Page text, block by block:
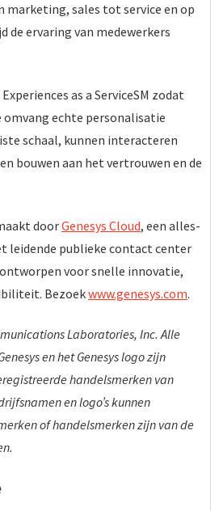
marketing, sales tot service en op
de ervaring van medewerkers
as a ServiceSM zodat
omvang echte personalisatie
schaal, kunnen interacteren
bouwen aan het vertrouwen en de
doorGenesys Cloud, een alles-
leidende publieke contact center
voor snelle innovatie,
Bezoekwww.genesys.com.
Laboratories, Inc. Alle
en het Genesys logo zijn
handelsmerken van
en logo’s kunnen
of handelsmerken zijn van de